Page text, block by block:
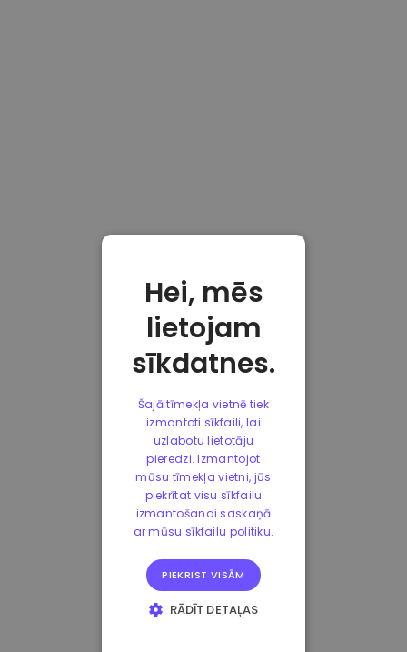
Hei, mēs
lietojam
sīkdatnes.
Šajā tīmekļa vietnē tiek
izmantoti sīkfaili, lai
uzlabotu lietotāju
pieredzi. Izmantojot
mūsu tīmekļa vietni, jūs
piekrītat visu sīkfailu
izmantošanai saskaņā
ar mūsu sīkfailu politiku.
PIEKRIST VISĀM
RĀDĪT DETAĻAS